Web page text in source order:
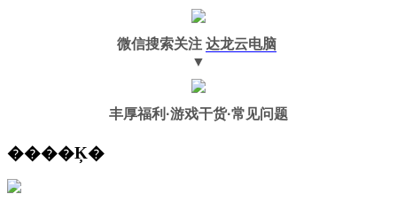
微信搜索关注 达龙云电脑
▼
丰厚福利 ·游戏干货·常见问题
����Ķ�